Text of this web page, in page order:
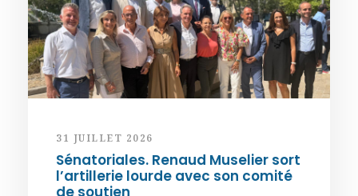
31 JUILLET 2026
Sénatoriales. Renaud Muselier sort
l’artillerie lourde avec son comité